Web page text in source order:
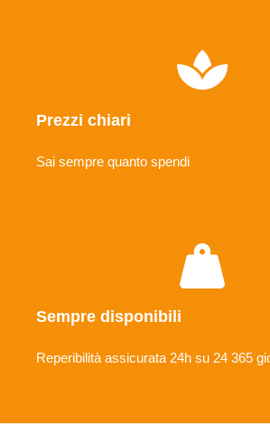
Prezzi chiari
Sai sempre quanto spendi
Sempre disponibili
Reperibilità assicurata 24h su 24 365